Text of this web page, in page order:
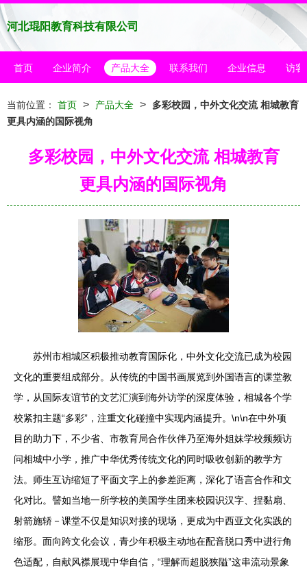
河北琨阳教育科技有限公司
首页 企业简介 产品大全 联系我们 企业信息 访客
当前位置： 首页 > 产品大全 >
多彩校园，中外文化交流 相城教育
更具内涵的国际视角
多彩校园，中外文化交流 相城教育
更具内涵的国际视角
苏州市相城区积极推动教育国际化，中外文化交流已成为校园
文化的重要组成部分。从传统的中国书画展览到外国语言的课堂教
学，从国际友谊节的文艺汇演到海外访学的深度体验，相城各个学
校紧扣主题“多彩”，注重文化碰撞中实现内涵提升。\n\n在中外项
目的助力下，不少省、市教育局合作伙伴乃至海外姐妹学校频频访
问相城中小学，推广中华优秀传统文化的同时吸收创新的教学方
法。师生互访缩短了平面文字上的参差距离，深化了语言合作和文
化对比。譬如当地一所学校的美国学生团来校园识汉字、捏黏扇、
射箭施轿－课堂不仅是知识对接的现场，更成为中西亚文化实践的
缩形。面向跨文化会议，青少年积极主动地在配音脱口秀中进行角
色适配，自献风襟展现中华自信，“理解而超脱狭隘”这串流动景象